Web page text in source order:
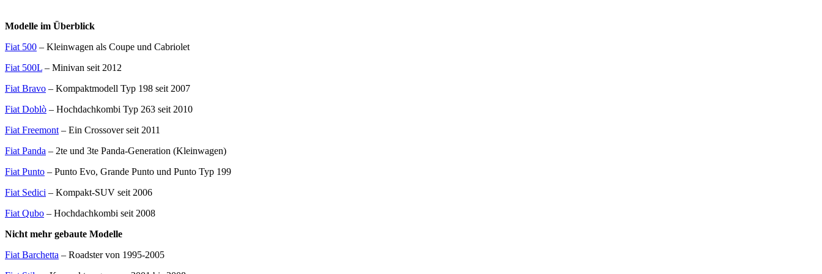
Modelle im Überblick
Fiat 500 – Kleinwagen als Coupe und Cabriolet
Fiat 500L – Minivan seit 2012
Fiat Bravo – Kompaktmodell Typ 198 seit 2007
Fiat Doblò – Hochdachkombi Typ 263 seit 2010
Fiat Freemont – Ein Crossover seit 2011
Fiat Panda – 2te und 3te Panda-Generation (Kleinwagen)
Fiat Punto – Punto Evo, Grande Punto und Punto Typ 199
Fiat Sedici – Kompakt-SUV seit 2006
Fiat Qubo – Hochdachkombi seit 2008
Nicht mehr gebaute Modelle
Fiat Barchetta – Roadster von 1995-2005